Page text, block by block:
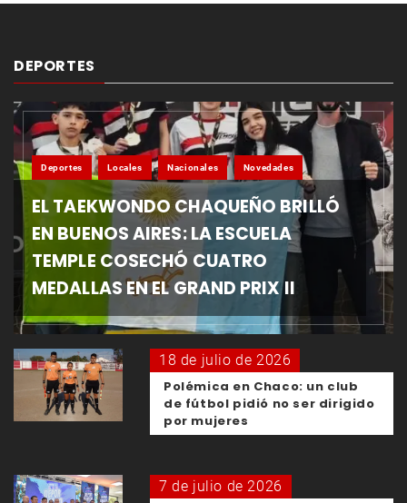
DEPORTES
Deportes Locales Nacionales Novedades
EL TAEKWONDO CHAQUEÑO BRILLÓ
EN BUENOS AIRES: LA ESCUELA
TEMPLE COSECHÓ CUATRO
MEDALLAS EN EL GRAND PRIX II
18 de julio de 2026
Polémica en Chaco: un club
de fútbol pidió no ser dirigido
por mujeres
7 de julio de 2026